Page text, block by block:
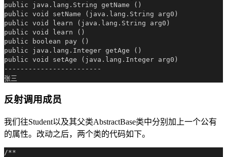
public java.lang.String getName ()
public void setName (java.lang.String arg0)
public void learn (java.lang.String arg0)
public void learn ()
public boolean pay ()
public java.lang.Integer getAge ()
public void setAge (java.lang.Integer arg0)
------------------------
反射调用成员
我们往Student以及其父类AbstractBase类中分别加上一个公有
的属性。改动之后，两个类的代码如下。
/**